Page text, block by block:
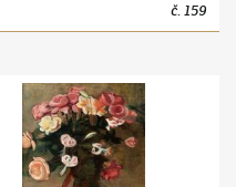
č. 159
(1880–1945)Velká kytice